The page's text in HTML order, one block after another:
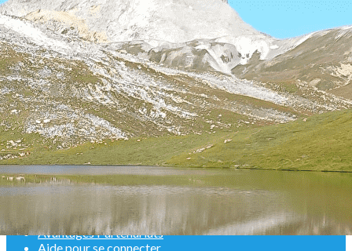
Exporter les lignes sélectionnées
Exporter toutes les colonnes
Exporter uniquement les colonnes affichées
Menu
<
>
Un peu d'histoire
Une médaille bien méritée pour notre Président
La GV d'Albertville
Adhésions 2025-2026
Adhésions 2026-2027
Adhésion en ligne saison 2025-2026
Quoi de neuf pour la saison 2025-2026 ???
Avantages Partenariats
Aide pour se connecter